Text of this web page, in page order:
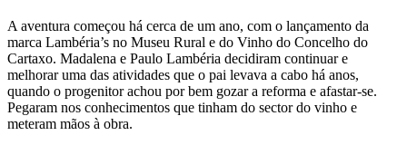
A aventura começou há cerca de um ano, com o lançamento da
marca Lambéria’s no Museu Rural e do Vinho do Concelho do
Cartaxo. Madalena e Paulo Lambéria decidiram continuar e
melhorar uma das atividades que o pai levava a cabo há anos,
quando o progenitor achou por bem gozar a reforma e afastar-se.
Pegaram nos conhecimentos que tinham do sector do vinho e
meteram mãos à obra.